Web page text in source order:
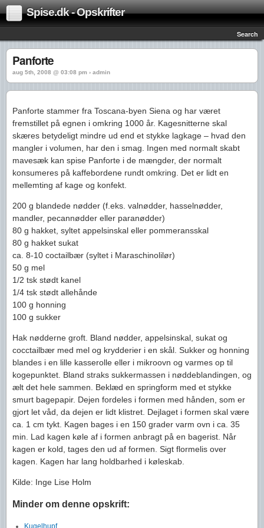
Spise.dk - Opskrifter
Search
Panforte
aug 5th, 2008 @ 03:08 pm › admin
Panforte stammer fra Toscana-byen Siena og har været
fremstillet på egnen i omkring 1000 år. Kagesnitterne skal
skæres betydeligt mindre ud end et stykke lagkage – hvad den
mangler i volumen, har den i smag. Ingen med normalt skabt
mavesæk kan spise Panforte i de mængder, der normalt
konsumeres på kaffebordene rundt omkring. Det er lidt en
mellemting af kage og konfekt.
200 g blandede nødder (f.eks. valnødder, hasselnødder,
mandler, pecannødder eller paranødder)
80 g hakket, syltet appelsinskal eller pommeransskal
80 g hakket sukat
ca. 8-10 coctailbær (syltet i Maraschinolilør)
50 g mel
1/2 tsk stødt kanel
1/4 tsk stødt allehånde
100 g honning
100 g sukker
Hak nødderne groft. Bland nødder, appelsinskal, sukat og
cocctailbær med mel og krydderier i en skål. Sukker og honning
blandes i en lille kasserolle eller i mikroovn og varmes op til
kogepunktet. Bland straks sukkermassen i nøddeblandingen, og
ælt det hele sammen. Beklæd en springform med et stykke
smurt bagepapir. Dejen fordeles i formen med hånden, som er
gjort let våd, da dejen er lidt klistret. Dejlaget i formen skal være
ca. 1 cm tykt. Kagen bages i en 150 grader varm ovn i ca. 35
min. Lad kagen køle af i formen anbragt på en bagerist. Når
kagen er kold, tages den ud af formen. Sigt flormelis over
kagen. Kagen har lang holdbarhed i køleskab.
Kilde: Inge Lise Holm
Minder om denne opskrift:
Kugelhupf